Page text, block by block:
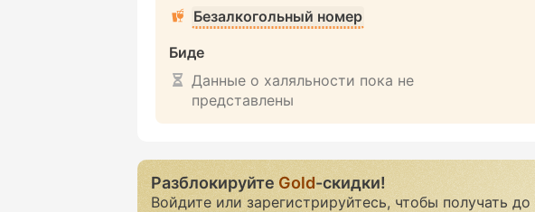
Безалкогольный номер
Биде
Данные о халяльности пока не
представлены
Разблокируйте Gold-скидки!
Войдите или зарегистрируйтесь, чтобы получать до